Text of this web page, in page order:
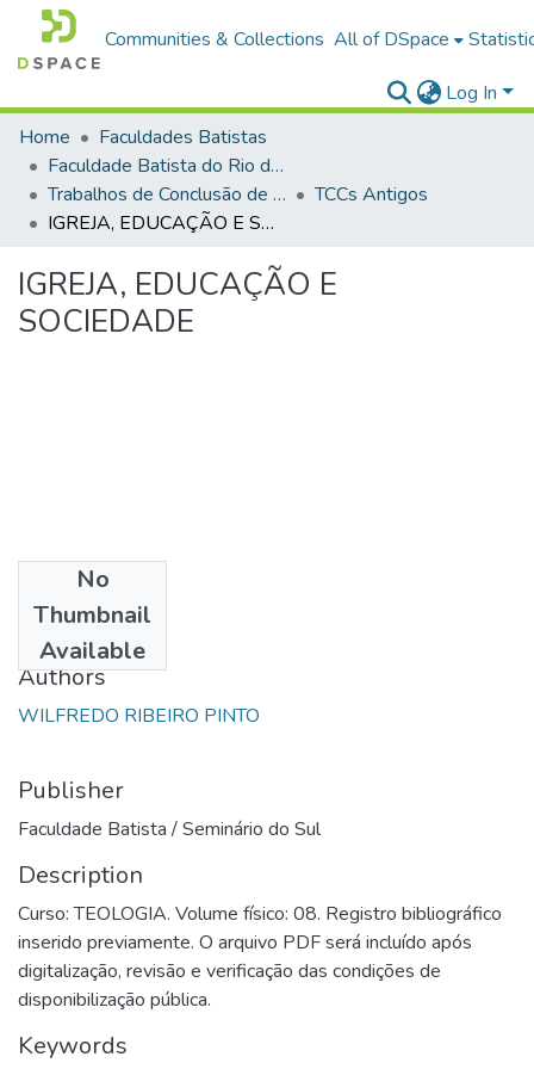
Communities & Collections All of DSpace
Log In
Home
Faculdades Batistas
Faculdade Batista do Rio de Janeiro (FABAT-RJ)
Trabalhos de Conclusão de Curso (TCC)
TCCs Antigos
IGREJA, EDUCAÇÃO E SOCIEDADE
IGREJA, EDUCAÇÃO E
SOCIEDADE
No
Thumbnail
Available
1991
Authors
WILFREDO RIBEIRO PINTO
Publisher
Faculdade Batista / Seminário do Sul
Description
Curso: TEOLOGIA. Volume físico: 08. Registro bibliográfico
inserido previamente. O arquivo PDF será incluído após
digitalização, revisão e verificação das condições de
disponibilização pública.
Keywords